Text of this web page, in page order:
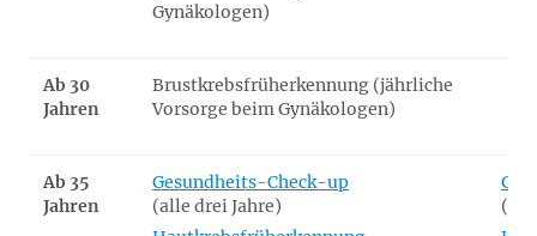
Gynäkologen)
Ab 30
Jahren
Brustkrebsfrüherkennung (jährliche
Vorsorge beim Gynäkologen)
Ab 35
Jahren
Gesundheits-Check-up
(alle drei Jahre)